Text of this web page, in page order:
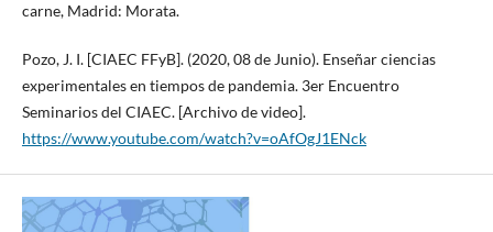
carne, Madrid: Morata.
Pozo, J. I. [CIAEC FFyB]. (2020, 08 de Junio). Enseñar ciencias
experimentales en tiempos de pandemia. 3er Encuentro
Seminarios del CIAEC. [Archivo de video].
https://www.youtube.com/watch?v=oAfOgJ1ENck